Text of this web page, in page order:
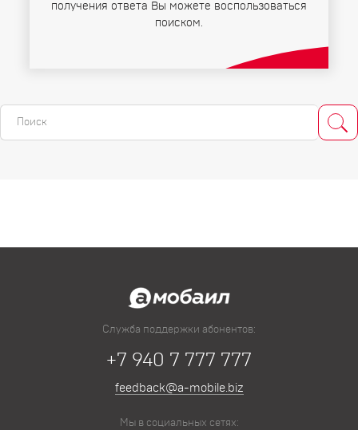
получения ответа Вы можете воспользоваться
поиском.
Служба поддержки абонентов:
+7 940 7 777 777
feedback@a-mobile.biz
Мы в социальных сетях: